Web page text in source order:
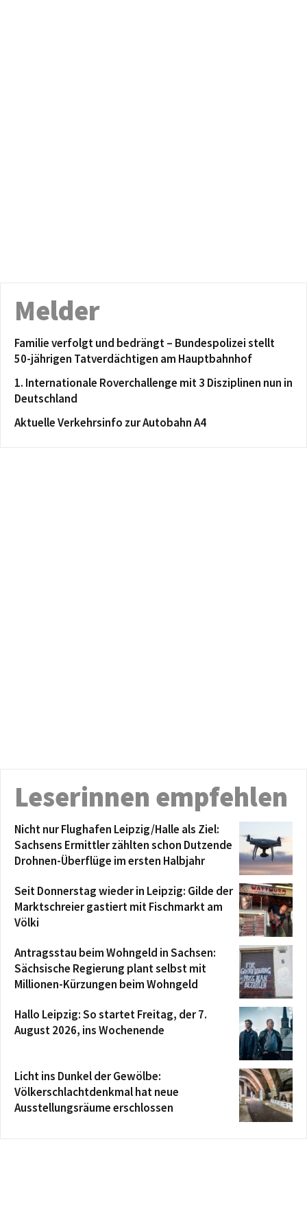
Melder
Familie verfolgt und bedrängt – Bundespolizei stellt
50-jährigen Tatverdächtigen am Hauptbahnhof
1. Internationale Roverchallenge mit 3 Disziplinen nun in
Deutschland
Aktuelle Verkehrsinfo zur Autobahn A4
Leserinnen empfehlen
Nicht nur Flughafen Leipzig/Halle als Ziel:
Sachsens Ermittler zählten schon Dutzende
Drohnen-Überflüge im ersten Halbjahr
Seit Donnerstag wieder in Leipzig: Gilde der
Marktschreier gastiert mit Fischmarkt am
Völki
Antragsstau beim Wohngeld in Sachsen:
Sächsische Regierung plant selbst mit
Millionen-Kürzungen beim Wohngeld
Hallo Leipzig: So startet Freitag, der 7.
August 2026, ins Wochenende
Licht ins Dunkel der Gewölbe:
Völkerschlachtdenkmal hat neue
Ausstellungsräume erschlossen